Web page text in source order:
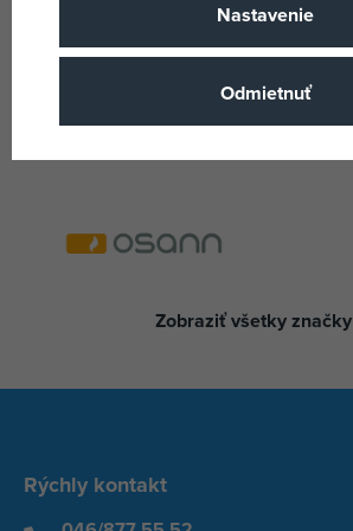
Zobraziť všetky značky
Rýchly kontakt
Nastavenie
Odmietnuť